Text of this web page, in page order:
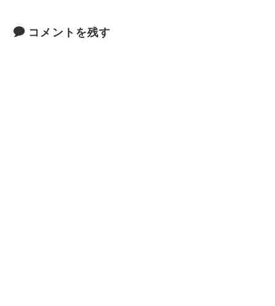
コメントを残す